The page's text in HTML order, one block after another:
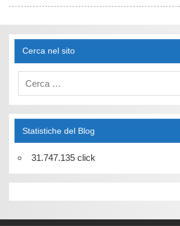
Cerca nel sito
Statistiche del Blog
31.747.135 click